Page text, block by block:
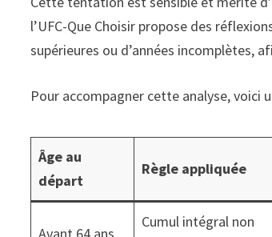
l’UFC-Que Choisir propose des
supérieures ou d’années incomplètes,
Pour accompagner cette analyse, voici
Âge au
départ
Règle appliquée
Avant 64 ans
Cumul intégral non